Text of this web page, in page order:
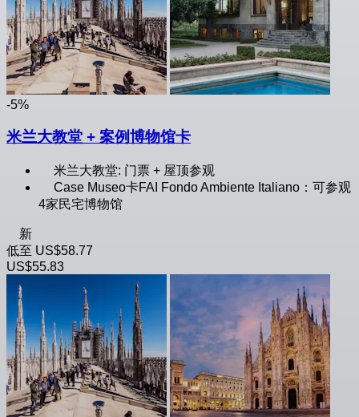
-5%
米兰大教堂 + 案例博物馆卡
米兰大教堂: 门票 + 屋顶参观
Case Museo卡FAI Fondo Ambiente Italiano：可参观
4家民宅博物馆
新
低至 US$58.77
US$55.83